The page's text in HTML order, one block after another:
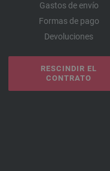
Gastos de envío
Formas de pago
Devoluciones
RESCINDIR EL
CONTRATO